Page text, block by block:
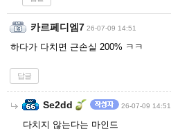
카르페디엠7 26-07-09 14:51
하다가 다치면 근손실 200% ㅋㅋ
답글
Se2dd 26-07-09 14:51
다치지 않는다는 마인드